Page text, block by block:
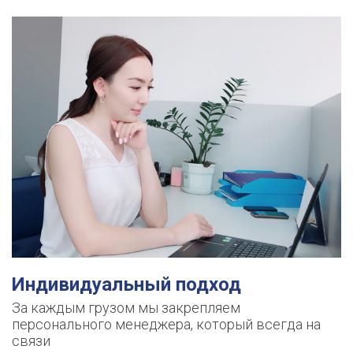
Индивидуальный подход
За каждым грузом мы закрепляем
персонального менеджера, который всегда на
связи